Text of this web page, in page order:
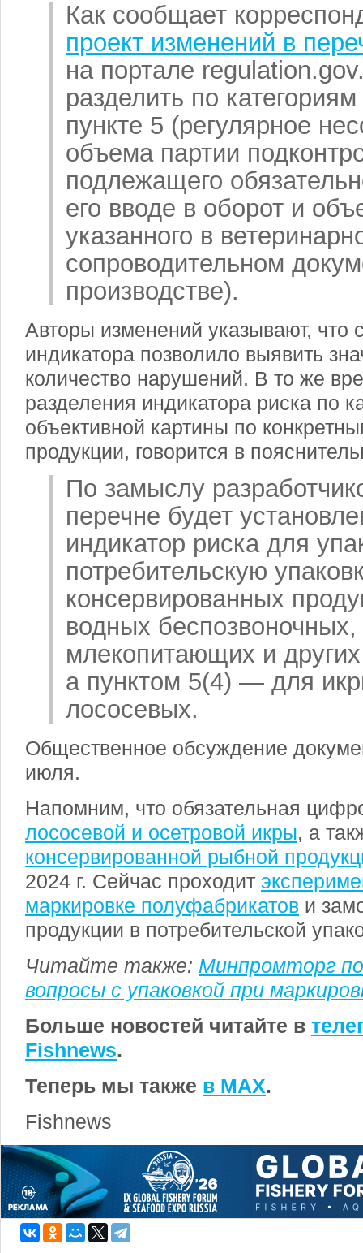
Как сообщает
проект изменений в
на портале
разделить по
пункте 5 (регулярное
объема партии
подлежащего
его вводе в оборот и
указанного в
сопроводительном
производстве).
Авторы изменений указывают, что
индикатора позволило выявить
количество нарушений. В то же
разделения индикатора риска по
объективной картины по
продукции, говорится в
По замыслу
перечне будет
индикатор риска для
потребительскую
консервированных
водных
млекопитающих и
а пунктом 5(4) — для
лососевых.
Общественное обсуждение
июля.
Напомним, что обязательная
лососевой и осетровой икры, а
консервированной рыбной
2024 г. Сейчас проходит
маркировке полуфабрикатов и
продукции в потребительской
Читайте также: Минпромторг
вопросы с упаковкой при
Больше новостей читайте в
Fishnews.
Теперь мы также в MAX.
Fishnews